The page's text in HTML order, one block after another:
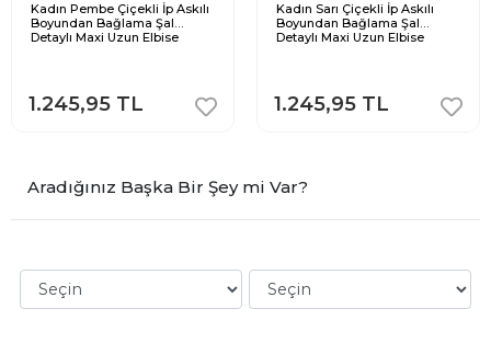
Kadın Pembe Çiçekli İp Askılı
Boyundan Bağlama Şal
Detaylı Maxi Uzun Elbise
1.245,95 TL
Kadın Sarı Çiçekli İp Askılı
Boyundan Bağlama Şal
Detaylı Maxi Uzun Elbise
1.245,95 TL
Aradığınız Başka Bir Şey mi Var?